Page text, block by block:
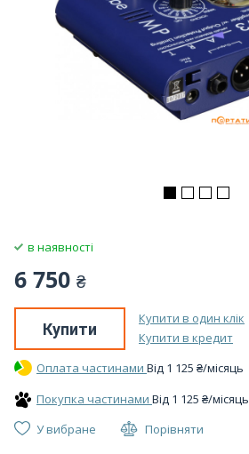
в наявності
6 750 ₴
Купити
Купити в один клік
Купити в кредит
Оплата частинами Вiд 1 125 ₴/місяць
Покупка частинами Вiд 1 125 ₴/місяць
У вибране
Порівняти